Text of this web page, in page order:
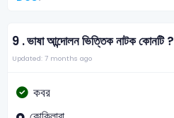
9 .ভাষা আন্দোলন ভিত্তিক নাটক কোনটি ?
Updated: 7 months ago
কবর